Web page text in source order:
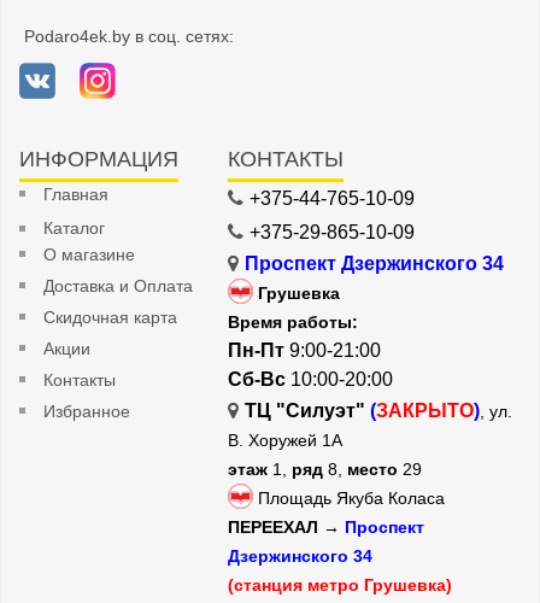
Podaro4ek.by в соц. сетях:
ИНФОРМАЦИЯ
Главная
Каталог
О магазине
Доставка и Оплата
Скидочная карта
Акции
Контакты
Избранное
КОНТАКТЫ
+375-44-765-10-09
+375-29-865-10-09
Проспект Дзержинского 34
Грушевка
Время работы:
Пн-Пт 9:00-21:00
Сб-Вс 10:00-20:00
ТЦ "Силуэт" (ЗАКРЫТО), ул.
В. Хоружей 1А
этаж 1, ряд 8, место 29
Площадь Якуба Коласа
ПЕРЕЕХАЛ → Проспект
Дзержинского 34
(станция метро Грушевка)